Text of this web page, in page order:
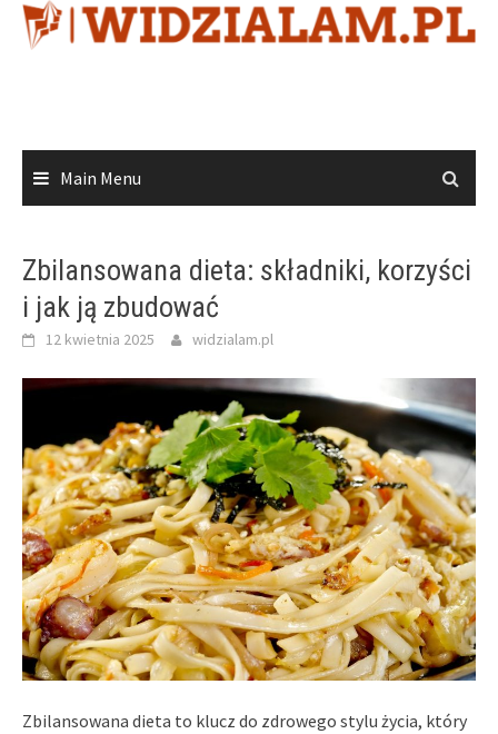
Skip
Main Menu
Zbilansowana dieta: składniki, korzyści
i jak ją zbudować
12 kwietnia 2025 widzialam.pl
Zbilansowana dieta to klucz do zdrowego stylu życia, który